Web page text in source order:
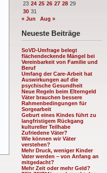
23 24 25 26 27 28 29
30 31
« Jun
Aug »
Neueste Beiträge
SoVD-Umfrage belegt
flächendeckende Mängel bei
Vereinbarkeit von Familie und
Beruf
Umfang der Care-Arbeit hat
Auswirkungen auf die
psychische Gesundheit
Neue Regeln beim Elterngeld
Väter brauchen bessere
Rahmenbedingungen für
Sorgearbeit
Geburt eines Kindes führt zu
langfristigem Rückgang
kultureller Teilhabe
Zufriedene Väter?
Wie können wir Väter
verstehen?
Mehr Druck, weniger Kinder
Vater werden – von Anfang an
mitgedacht?
Mehr Zeit oder mehr Geld?